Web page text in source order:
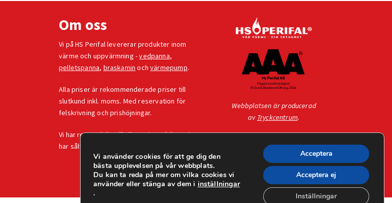
Om oss
Vi på HS Perifal levererar produkter inom
värme och uppvärmning -vedpanna,
pelletspanna, braskamin ochvärmepump.
Alla priser är rekommenderade priser till
slutkund inkl. moms. Med reservation för
felskrivning och prishöjningar.
Vi har reservdelar till alla Baxi-produkter vi
har sålt i vår
Webbplatsen är producerad
av Tryckcentrum.
Vi använder cookies för att ge dig den
bästa upplevelsen på vår webbplats.
Du kan ta reda på mer om vilka cookies vi
använder eller stänga av dem i inställningar
.
Acceptera
Acceptera ej
Inställningar